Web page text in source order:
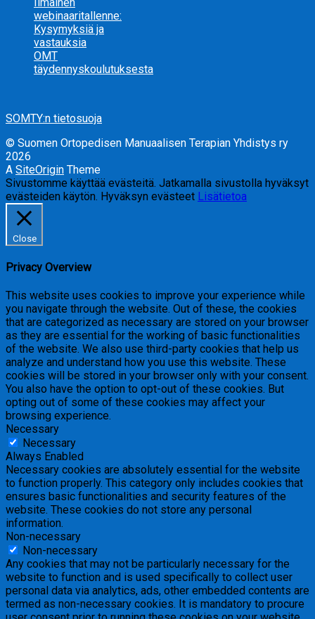
webinaaritallenne:
Kysymyksiä ja
vastauksia
OMT
täydennyskoulutuksesta
SOMTY:n tietosuoja
© Suomen Ortopedisen Manuaalisen Terapian Yhdistys ry
2026
A SiteOrigin Theme
Sivustomme käyttää evästeitä. Jatkamalla sivustolla hyväksyt
evästeiden käytön. Hyväksyn evästeet Lisätietoa
Close
Privacy Overview
This website uses cookies to improve your experience while
you navigate through the website. Out of these, the cookies
that are categorized as necessary are stored on your browser
as they are essential for the working of basic functionalities
of the website. We also use third-party cookies that help us
analyze and understand how you use this website. These
cookies will be stored in your browser only with your consent.
You also have the option to opt-out of these cookies. But
opting out of some of these cookies may affect your
browsing experience.
Necessary
Necessary
Always Enabled
Necessary cookies are absolutely essential for the website
to function properly. This category only includes cookies that
ensures basic functionalities and security features of the
website. These cookies do not store any personal
information.
Non-necessary
Non-necessary
Any cookies that may not be particularly necessary for the
website to function and is used specifically to collect user
personal data via analytics, ads, other embedded contents are
termed as non-necessary cookies. It is mandatory to procure